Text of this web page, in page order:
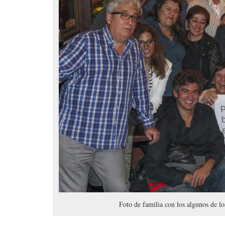
Foto de familia con los algunos de